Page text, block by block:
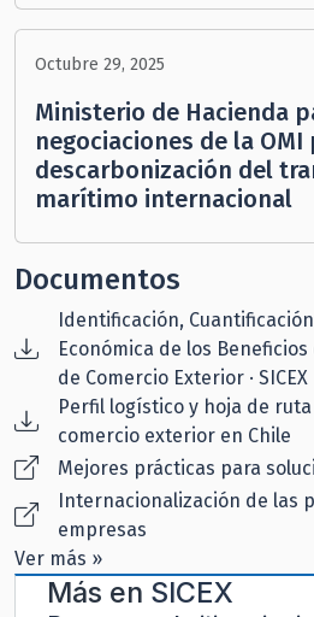
Octubre 29, 2025
Ministerio de Hacienda
negociaciones de la OMI
descarbonización del
marítimo internacional
Documentos
Identificación,
Económica de los
de Comercio Exterior · SICEX
Perfil logístico y hoja de
comercio exterior en Chile
Mejores prácticas para
Internacionalización de las
empresas
Ver más »
Más en SICEX